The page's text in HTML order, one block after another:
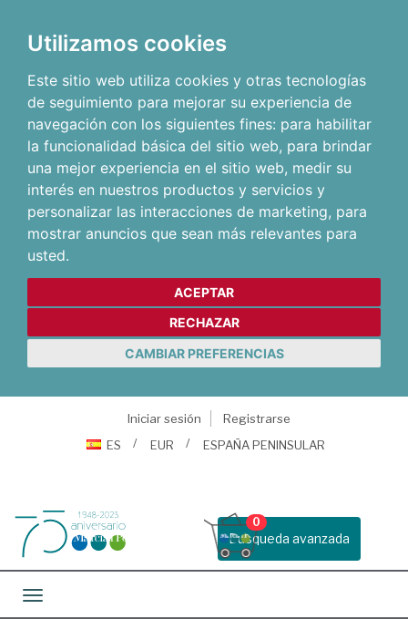
Utilizamos cookies
Este sitio web utiliza cookies y otras tecnologías
de seguimiento para mejorar su experiencia de
navegación con los siguientes fines: para habilitar
la funcionalidad básica del sitio web, para brindar
una mejor experiencia en el sitio web, medir su
interés en nuestros productos y servicios y
personalizar las interacciones de marketing, para
mostrar anuncios que sean más relevantes para
usted.
ACEPTAR
RECHAZAR
CAMBIAR PREFERENCIAS
Iniciar sesión
Registrarse
ES
EUR ESPAÑA PENINSULAR
Busqueda avanzada
0
Toggle navigation